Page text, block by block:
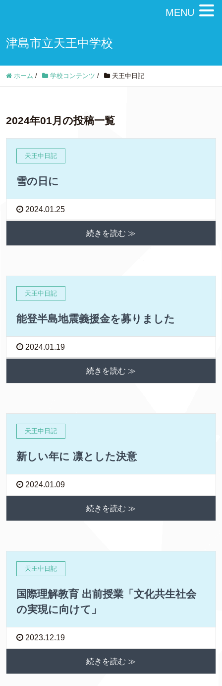
津島市立天王中学校
ホーム / 学校コンテンツ / 天王中日記
2024年01月の投稿一覧
天王中日記
雪の日に
2024.01.25
続きを読む ≫
天王中日記
能登半島地震義援金を募りました
2024.01.19
続きを読む ≫
天王中日記
新しい年に 凛とした決意
2024.01.09
続きを読む ≫
天王中日記
国際理解教育 出前授業「文化共生社会
の実現に向けて」
2023.12.19
続きを読む ≫
MENU